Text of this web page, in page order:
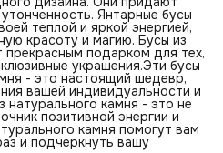
Янтарные бусы
теплой и яркой энергией,
красоту и магию. Бусы из
прекрасным подарком для тех,
украшения.Эти бусы
- это настоящий шедевр,
вашей индивидуальности и
натурального камня - это не
позитивной энергии и
камня помогут вам
и подчеркнуть вашу